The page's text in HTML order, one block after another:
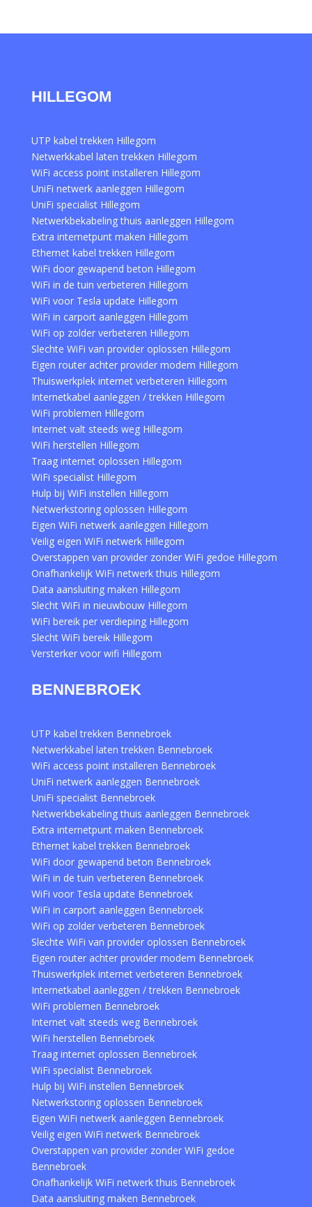
HILLEGOM
UTP kabel trekken Hillegom
Netwerkkabel laten trekken Hillegom
WiFi access point installeren Hillegom
UniFi netwerk aanleggen Hillegom
UniFi specialist Hillegom
Netwerkbekabeling thuis aanleggen Hillegom
Extra internetpunt maken Hillegom
Ethernet kabel trekken Hillegom
WiFi door gewapend beton Hillegom
WiFi in de tuin verbeteren Hillegom
WiFi voor Tesla update Hillegom
WiFi in carport aanleggen Hillegom
WiFi op zolder verbeteren Hillegom
Slechte WiFi van provider oplossen Hillegom
Eigen router achter provider modem Hillegom
Thuiswerkplek internet verbeteren Hillegom
Internetkabel aanleggen / trekken Hillegom
WiFi problemen Hillegom
Internet valt steeds weg Hillegom
WiFi herstellen Hillegom
Traag internet oplossen Hillegom
WiFi specialist Hillegom
Hulp bij WiFi instellen Hillegom
Netwerkstoring oplossen Hillegom
Eigen WiFi netwerk aanleggen Hillegom
Veilig eigen WiFi netwerk Hillegom
Overstappen van provider zonder WiFi gedoe Hillegom
Onafhankelijk WiFi netwerk thuis Hillegom
Data aansluiting maken Hillegom
Slecht WiFi in nieuwbouw Hillegom
WiFi bereik per verdieping Hillegom
Slecht WiFi bereik Hillegom
Versterker voor wifi Hillegom
BENNEBROEK
UTP kabel trekken Bennebroek
Netwerkkabel laten trekken Bennebroek
WiFi access point installeren Bennebroek
UniFi netwerk aanleggen Bennebroek
UniFi specialist Bennebroek
Netwerkbekabeling thuis aanleggen Bennebroek
Extra internetpunt maken Bennebroek
Ethernet kabel trekken Bennebroek
WiFi door gewapend beton Bennebroek
WiFi in de tuin verbeteren Bennebroek
WiFi voor Tesla update Bennebroek
WiFi in carport aanleggen Bennebroek
WiFi op zolder verbeteren Bennebroek
Slechte WiFi van provider oplossen Bennebroek
Eigen router achter provider modem Bennebroek
Thuiswerkplek internet verbeteren Bennebroek
Internetkabel aanleggen / trekken Bennebroek
WiFi problemen Bennebroek
Internet valt steeds weg Bennebroek
WiFi herstellen Bennebroek
Traag internet oplossen Bennebroek
WiFi specialist Bennebroek
Hulp bij WiFi instellen Bennebroek
Netwerkstoring oplossen Bennebroek
Eigen WiFi netwerk aanleggen Bennebroek
Veilig eigen WiFi netwerk Bennebroek
Overstappen van provider zonder WiFi gedoe
Bennebroek
Onafhankelijk WiFi netwerk thuis Bennebroek
Data aansluiting maken Bennebroek